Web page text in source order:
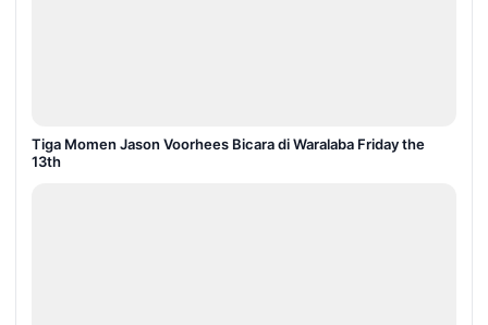
Tiga Momen Jason Voorhees Bicara di Waralaba Friday the
13th